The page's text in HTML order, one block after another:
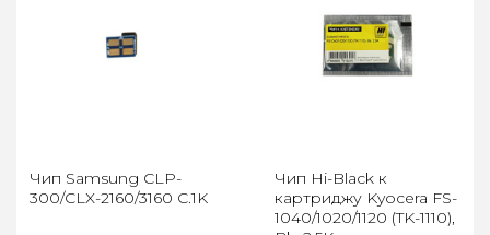
Чип Samsung CLP-
300/CLX-2160/3160 C.1K
Чип Hi-Black к
картриджу Kyocera FS-
1040/1020/1120 (TK-1110),